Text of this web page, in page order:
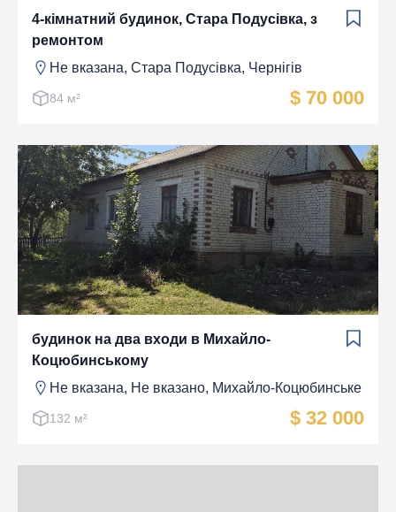
4-кімнатний будинок, Стара Подусівка, з
ремонтом
Не вказана, Стара Подусівка, Чернігів
84 м² $ 70 000
будинок на два входи в Михайло-
Коцюбинському
Не вказана, Не вказано, Михайло-Коцюбинське
132 м² $ 32 000